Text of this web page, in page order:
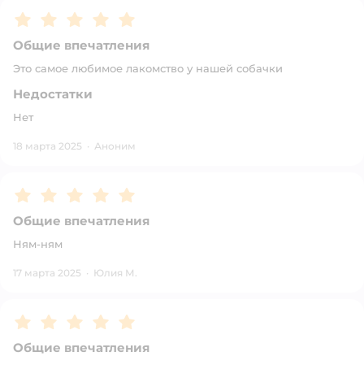
Рейтинг:5
Общие впечатления
Это самое любимое лакомство у нашей собачки
Недостатки
Нет
18 марта 2025 · Аноним
Рейтинг:5
Общие впечатления
Ням-ням
17 марта 2025 · Юлия М.
Рейтинг:5
Общие впечатления